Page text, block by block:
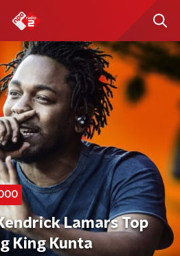
Lamars Top
King Kunta